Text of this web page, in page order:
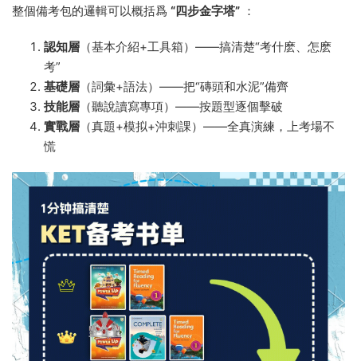
整個備考包的邏輯可以概括爲 “四步金字塔” ：
認知層 （基本介紹+工具箱）——搞清楚“考什麽、怎麽
考”
基礎層 （詞彙+語法）——把“磚頭和水泥”備齊
技能層 （聽說讀寫專項）——按題型逐個擊破
實戰層 （真題+模拟+沖刺課）——全真演練，上考場不
慌